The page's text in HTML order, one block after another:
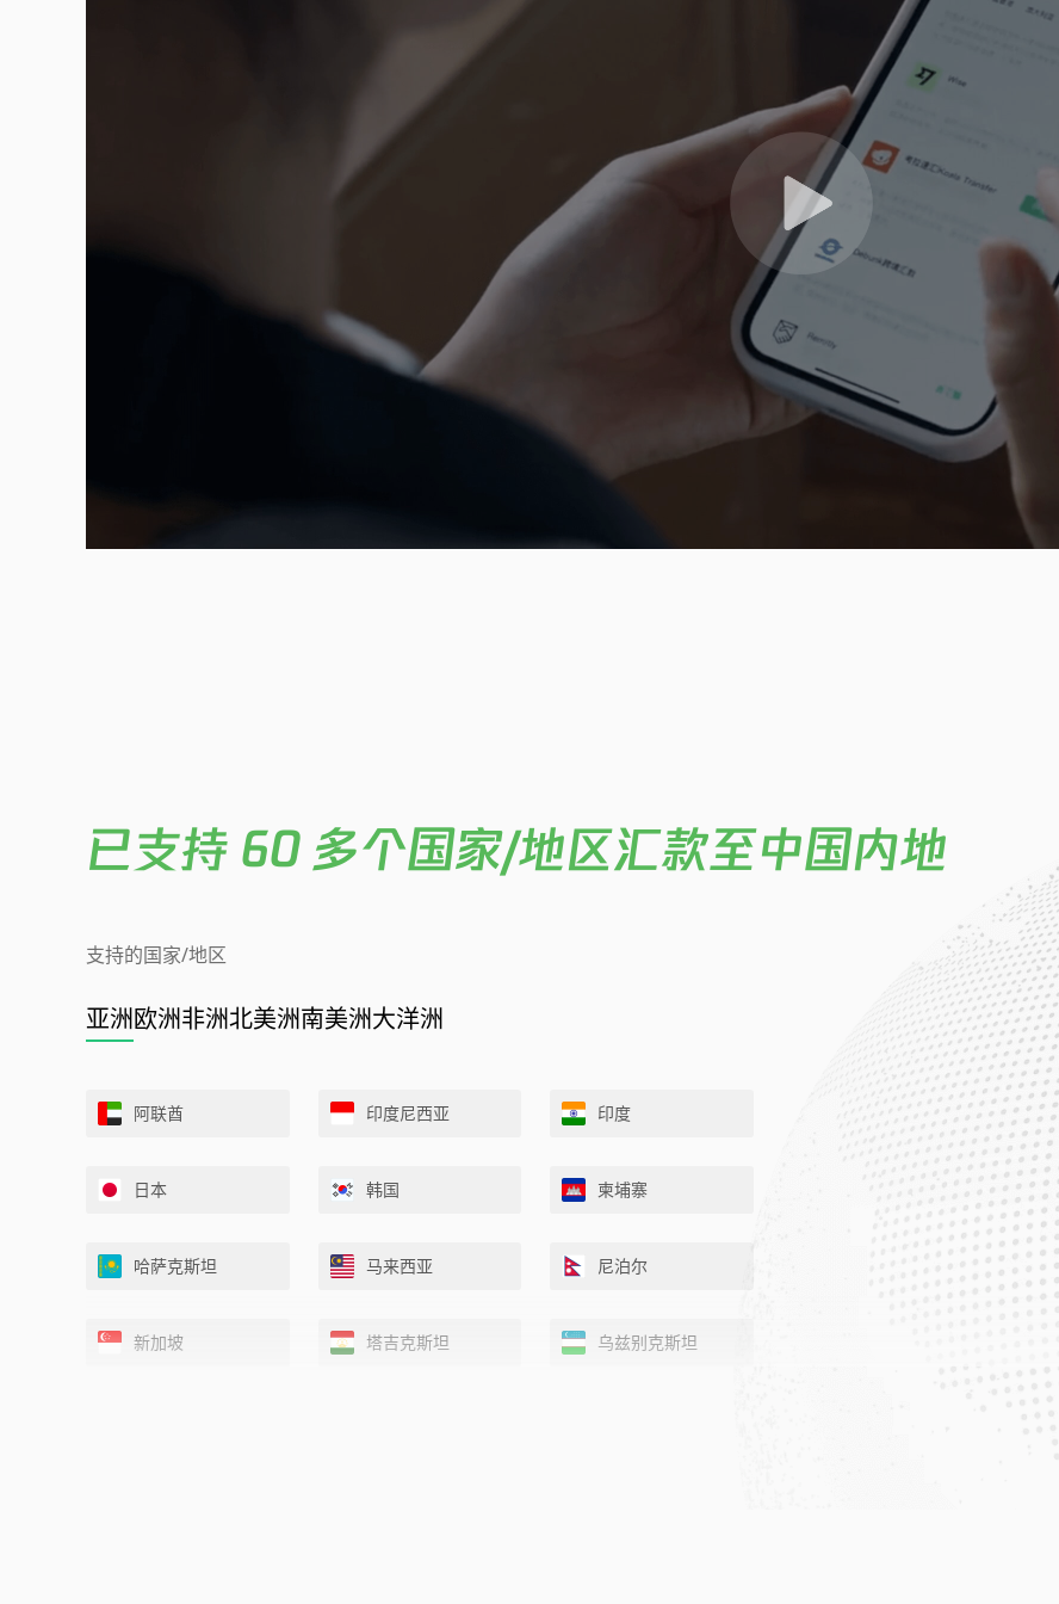
已支持 60 多个国家/地区汇款至中国内地
支持的国家/地区
亚洲欧洲非洲北美洲南美洲大洋洲
阿联酋 印度尼西亚 印度
日本 韩国 柬埔寨
哈萨克斯坦 马来西亚 尼泊尔
新加坡 塔吉克斯坦 乌兹别克斯坦